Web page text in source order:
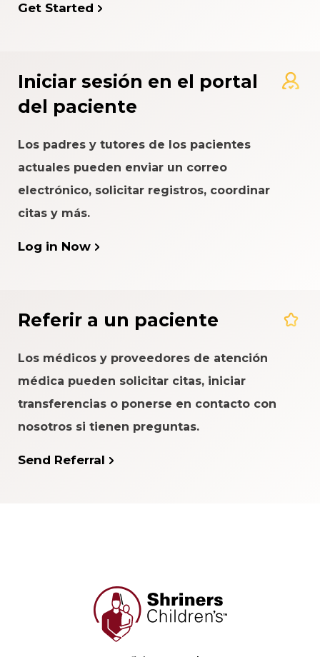
Get Started
Iniciar sesión en el portal
del paciente
Los padres y tutores de los pacientes
actuales pueden enviar un correo
electrónico, solicitar registros, coordinar
citas y más.
Log in Now
Referir a un paciente
Los médicos y proveedores de atención
médica pueden solicitar citas, iniciar
transferencias o ponerse en contacto con
nosotros si tienen preguntas.
Send Referral